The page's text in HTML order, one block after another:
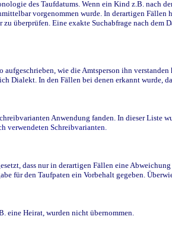
des Taufdatums. Wenn ein Kind z.B. nach
vorgenommen wurde. In derartigen
überprüfen. Eine exakte Suchabfrage nach dem
wie die Amtsperson ihn verstanden
Dialekt. In den Fällen bei denen erkannt wurde,
Anwendung fanden. In dieser Liste
verwendeten Schreibvarianten.
dass nur in derartigen Fällen eine
für den Taufpaten ein Vorbehalt gegeben.
eine Heirat, wurden nicht übernommen.